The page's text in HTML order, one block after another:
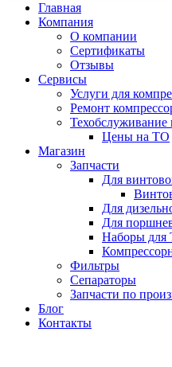
Главная
Компания
О компании
Сертификаты
Отзывы
Сервисы
Услуги для
Ремонт
Техобслуживание
Цены на ТО
Магазин
Запчасти
Для
Для
Для
Наборы для
Фильтры
Сепараторы
Запчасти по
Блог
Контакты